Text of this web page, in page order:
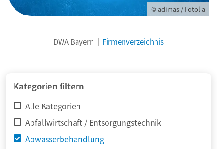
© adimas / Fotolia
DWA Bayern Firmenverzeichnis
Kategorien filtern
Alle Kategorien
Abfallwirtschaft / Entsorgungstechnik
Abwasserbehandlung